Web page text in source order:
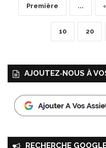
Première ...
10 20
AJOUTEZ‑NOUS À
RECHERCHE